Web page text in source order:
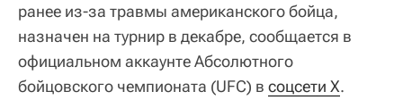
ранее из-за травмы американского бойца,
назначен на турнир в декабре, сообщается в
официальном аккаунте Абсолютного
бойцовского чемпионата (UFC) в соцсети X.